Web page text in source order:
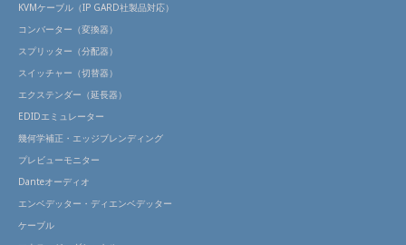
KVMケーブル（IP GARD社製品対応）
コンバーター（変換器）
スプリッター（分配器）
スイッチャー（切替器）
エクステンダー（延長器）
EDIDエミュレーター
幾何学補正・エッジブレンディング
プレビューモニター
Danteオーディオ
エンベデッター・ディエンベデッター
ケーブル